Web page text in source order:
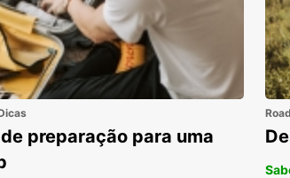
preparação para uma